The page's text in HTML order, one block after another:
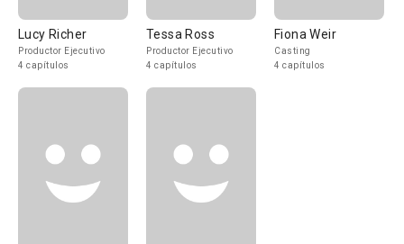
Lucy Richer
Productor Ejecutivo
4 capítulos
Tessa Ross
Productor Ejecutivo
4 capítulos
Fiona Weir
Casting
4 capítulos